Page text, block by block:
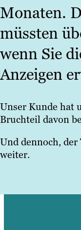
Monaten.
müssten
wenn Sie
Anzeigen
Unser Kunde hat
Bruchteil davon
Und dennoch,
weiter.